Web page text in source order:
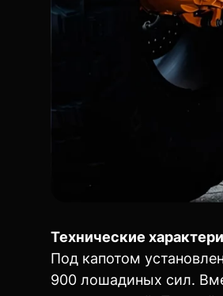
Технические
Под капотом
900 лошадиных сил.